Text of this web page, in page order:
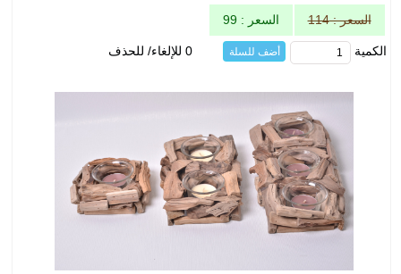
السعر : 114 السعر : 99
الكمية أضف للسلة 0 للإلغاء/ للحذف